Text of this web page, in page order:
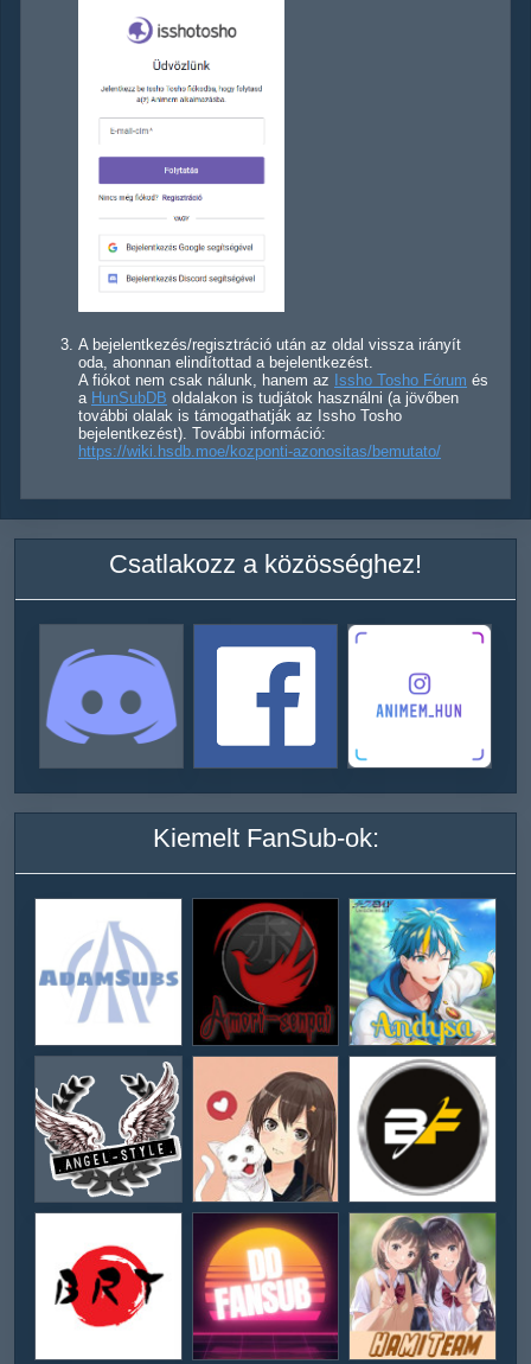
A bejelentkezés/regisztráció után az oldal vissza irányít
oda, ahonnan elindítottad a bejelentkezést.
A fiókot nem csak nálunk, hanem az Issho Tosho Fórum és
a HunSubDB oldalakon is tudjátok használni (a jövőben
további olalak is támogathatják az Issho Tosho
bejelentkezést). További információ:
https://wiki.hsdb.moe/kozponti-azonositas/bemutato/
Csatlakozz a közösséghez!
Kiemelt FanSub-ok: